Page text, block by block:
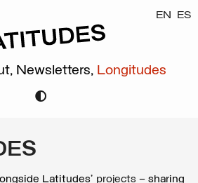
EN ES
Newsletters, Longitudes
Latitudes’ projects – sharing